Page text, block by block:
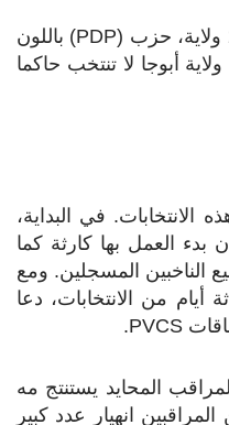
PDP) باللون
أبوجا لا تنتخب حاكما
الانتخابات. في البداية،
من موعد الانتخابات الرئاسية الأولي في 14 فبراير، كان بدء العمل بها كارثة كما
الناخبين المسجلين. ومع
أيام من الانتخابات، دعا
PVCS
.
المحايد يستنتج مه
انهيار عدد كبير